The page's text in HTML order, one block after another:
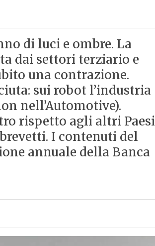
di luci e ombre. La
dai settori terziario e
una contrazione.
sui robot l’industria
nell’Automotive).
rispetto agli altri Paesi
I contenuti del
annuale della Banca